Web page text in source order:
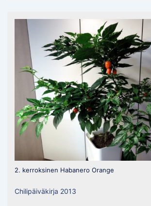
ruukut
2. kerroksinen Habanero Orange
Chilipäiväkirja 2013